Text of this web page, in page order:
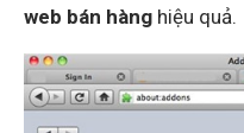
web bán hàng hiệu quả.